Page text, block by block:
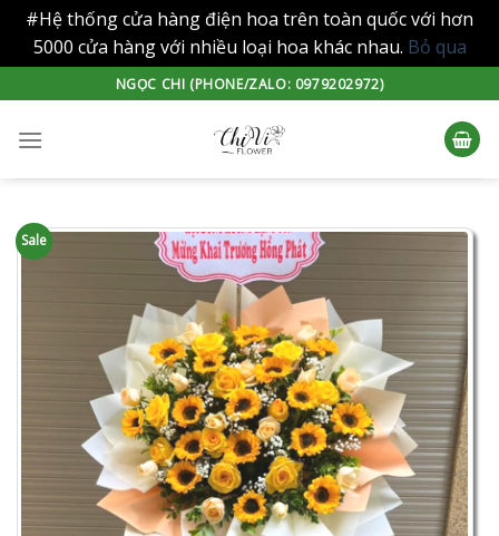
#Hệ thống cửa hàng điện hoa trên toàn quốc với hơn
5000 cửa hàng với nhiều loại hoa khác nhau. Bỏ qua
to
content
NGỌC CHI (PHONE/ZALO: 0979202972)
Sale